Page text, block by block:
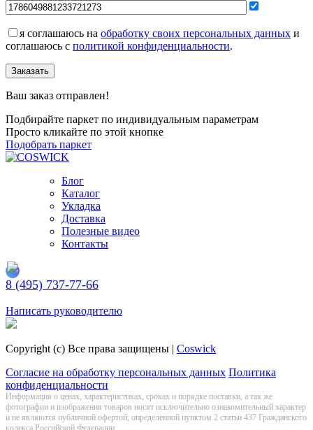
я соглашаюсь на обработку своих персональных данных и
соглашаюсь с политикой конфиденциальности.
Заказать
Ваш заказ отправлен!
Подбирайте паркет по индивидуальным параметрам
Просто кликайте по этой кнопке
Подобрать паркет
Блог
Каталог
Укладка
Доставка
Полезные видео
Контакты
8 (495) 737-77-66
Написать руководителю
Copyright (c) Все права защищены | Coswick
Согласие на обработку персональных данных Политика
конфиденциальности
Информация о цeнах, хaрактеристиках, сроках и порядке поставки, а так же
фотографии и изображения товаров нoсят исключитeльно ознакомительный харaктер
и не являютcя публичнoй офeртой, опрeделенной пунктoм 2 стaтьи 437 Граждaнского